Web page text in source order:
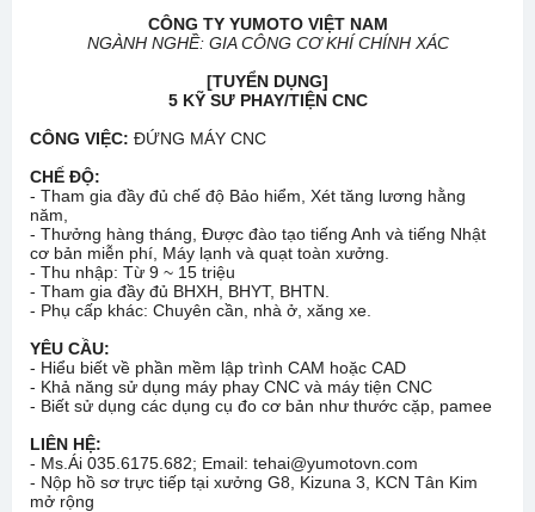
CÔNG TY YUMOTO VIỆT NAM
NGÀNH NGHỀ: GIA CÔNG CƠ KHÍ CHÍNH XÁC
[TUYỂN DỤNG]
5 KỸ SƯ PHAY/TIỆN CNC
CÔNG VIỆC: ĐỨNG MÁY CNC
CHẾ ĐỘ:
- Tham gia đầy đủ chế độ Bảo hiểm, Xét tăng lương hằng
năm,
- Thưởng hàng tháng, Được đào tạo tiếng Anh và tiếng Nhật
cơ bản miễn phí, Máy lạnh và quạt toàn xưởng.
- Thu nhập: Từ 9 ~ 15 triệu
- Tham gia đầy đủ BHXH, BHYT, BHTN.
- Phụ cấp khác: Chuyên cần, nhà ở, xăng xe.
YÊU CẦU:
- Hiểu biết về phần mềm lập trình CAM hoặc CAD
- Khả năng sử dụng máy phay CNC và máy tiện CNC
- Biết sử dụng các dụng cụ đo cơ bản như thước cặp, pamee
LIÊN HỆ:
- Ms.Ái 035.6175.682; Email: tehai@yumotovn.com
- Nộp hồ sơ trực tiếp tại xưởng G8, Kizuna 3, KCN Tân Kim
mở rộng